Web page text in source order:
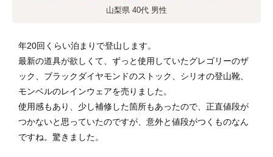
山梨県 40代 男性
年20回くらい泊まりで登山します。
最新の道具が欲しくて、ずっと使用していたグレゴリーのザ
ック、ブラックダイヤモンドのストック、シリオの登山靴、
モンベルのレインウェアを売りました。
使用感もあり、少し補修した箇所もあったので、正直値段が
つかないと思っていたのですが、意外と値段がつくものなん
ですね。驚きました。